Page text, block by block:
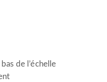
de l’échelle